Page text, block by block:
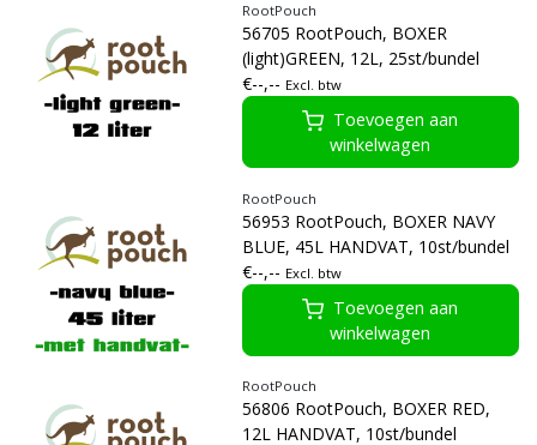
RootPouch
56705 RootPouch, BOXER
(light)GREEN, 12L, 25st/bundel
€--,-- Excl. btw
Toevoegen aan
winkelwagen
RootPouch
56953 RootPouch, BOXER NAVY
BLUE, 45L HANDVAT, 10st/bundel
€--,-- Excl. btw
Toevoegen aan
winkelwagen
RootPouch
56806 RootPouch, BOXER RED,
12L HANDVAT, 10st/bundel